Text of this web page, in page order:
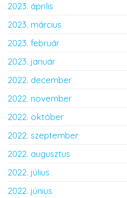
2023. április
2023. március
2023. február
2023. január
2022. december
2022. november
2022. október
2022. szeptember
2022. augusztus
2022. július
2022. június